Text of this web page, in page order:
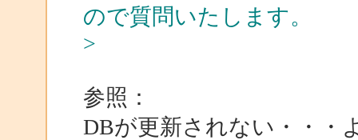
ので質問いたします。
>
参照：
DBが更新されない・・・